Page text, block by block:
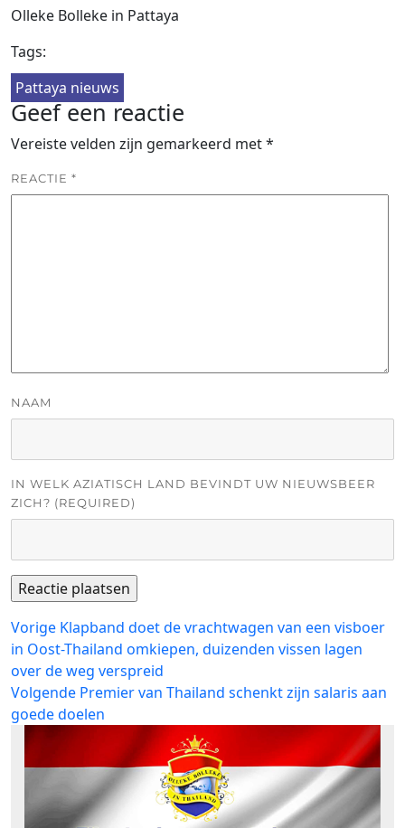
Olleke Bolleke in Pattaya
Tags:
Pattaya nieuws
Geef een reactie
Vereiste velden zijn gemarkeerd met*
REACTIE *
NAAM
IN WELK AZIATISCH LAND BEVINDT UW NIEUWSBEER
ZICH? (REQUIRED)
Bericht
navigatie
Vorige Vorig
bericht:
Klapband doet de vrachtwagen van een visboer
in Oost-Thailand omkiepen, duizenden vissen lagen
over de weg verspreid
Volgende Volgend
bericht:
Premier van Thailand schenkt zijn salaris aan
goede doelen